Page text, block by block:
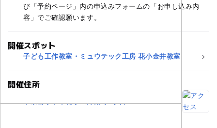
び「予約ページ」内の申込みフォームの「お申し込み内
容」でご確認願います。
開催スポット
子ども工作教室・ミュウテック工房 花小金井教室
開催住所
東京都小平市花小金井南町3丁目